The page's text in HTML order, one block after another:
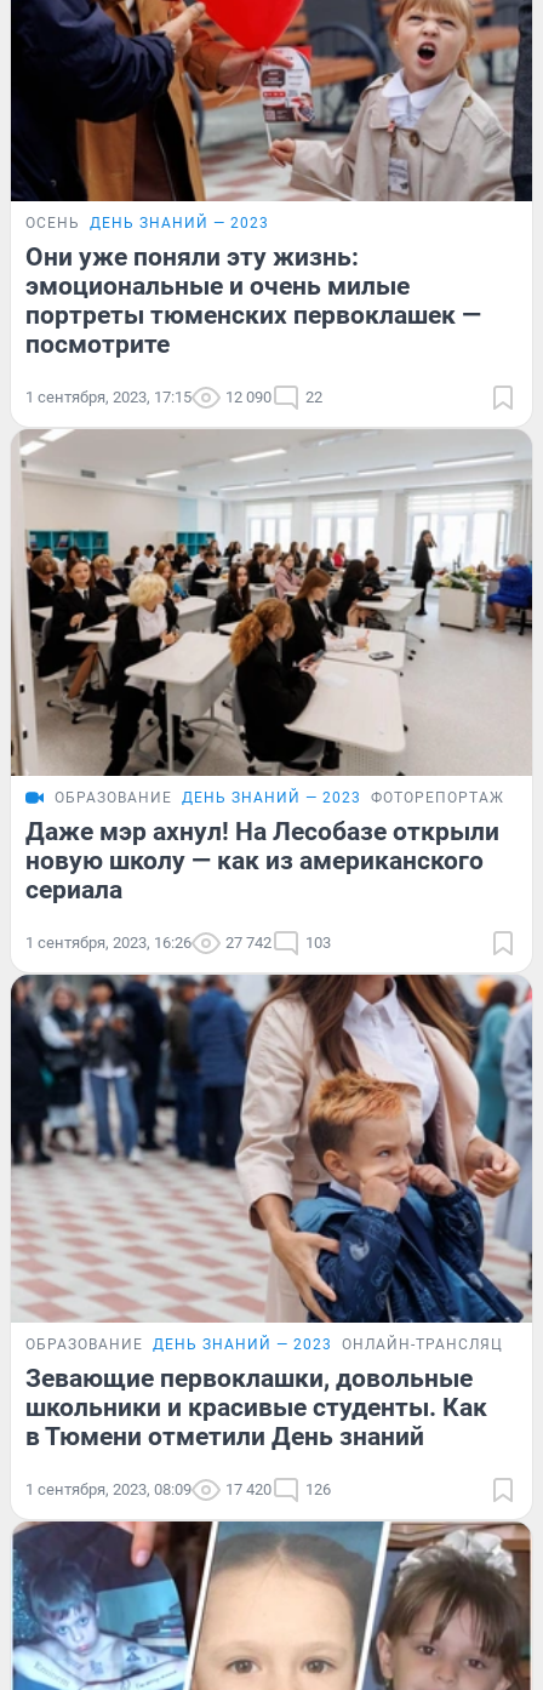
ОСЕНЬ ДЕНЬ ЗНАНИЙ — 2023
Они уже поняли эту жизнь:
эмоциональные и очень милые
портреты тюменских первоклашек —
посмотрите
1 сентября, 2023, 17:15 12 090 22
ОБРАЗОВАНИЕ ДЕНЬ ЗНАНИЙ — 2023 ФОТОРЕПОРТАЖ
Даже мэр ахнул! На Лесобазе открыли
новую школу — как из американского
сериала
1 сентября, 2023, 16:26 27 742 103
ОБРАЗОВАНИЕ ДЕНЬ ЗНАНИЙ — 2023 ОНЛАЙН-ТРАНСЛЯЦИЯ
Зевающие первоклашки, довольные
школьники и красивые студенты. Как
в Тюмени отметили День знаний
1 сентября, 2023, 08:09 17 420 126